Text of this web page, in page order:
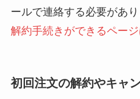
ールで連絡する必要があり
解約手続きができるペー
初回注文の解約やキャ